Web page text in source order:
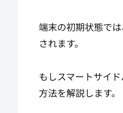
端末の初期状態で
されます。
もしスマートサイ
方法を解説します。